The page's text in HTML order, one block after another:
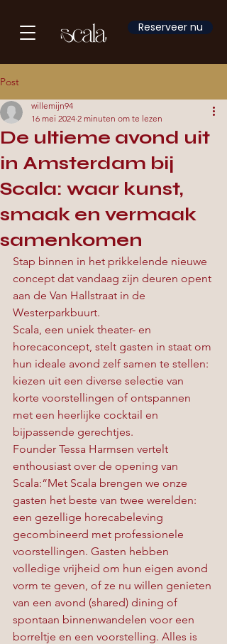
Reserveer nu
Post
De ultieme avond uit
in Amsterdam bij
Scala: waar kunst,
smaak en vermaak
samenkomen
willemijn94
16 mei 2024 2 minuten om te lezen
Stap binnen in het prikkelende nieuwe
concept dat vandaag zijn deuren opent
aan de Van Hallstraat in de
Westerparkbuurt.
Scala, een uniek theater- en
horecaconcept, stelt gasten in staat om
hun ideale avond zelf samen te stellen:
kiezen uit een diverse selectie van
korte voorstellingen of ontspannen
met een heerlijke cocktail en
bijpassende gerechtjes.
Founder Tessa Harmsen vertelt
enthousiast over de opening van
Scala:“Met Scala brengen we onze
gasten het beste van twee werelden:
een gezellige horecabeleving
gecombineerd met professionele
voorstellingen. Gasten hebben
volledige vrijheid om hun eigen avond
vorm te geven, of ze nu willen genieten
van een avond (shared) dining of
spontaan binnenwandelen voor een
borreltje en een voorstelling. Alles is